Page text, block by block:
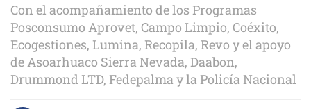
Con el acompañamiento de los Programas
Posconsumo Aprovet, Campo Limpio, Coéxito,
Ecogestiones, Lumina, Recopila, Revo y el apoyo
de Asoarhuaco Sierra Nevada, Daabon,
Drummond LTD, Fedepalma y la Policía Nacional